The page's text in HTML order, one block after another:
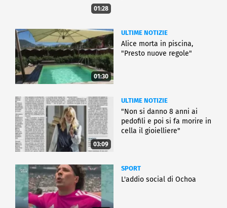
01:28
01:30
ULTIME NOTIZIE
Alice morta in piscina,
"Presto nuove regole"
03:09
ULTIME NOTIZIE
"Non si danno 8 anni ai
pedofili e poi si fa morire in
cella il gioielliere"
SPORT
L'addio social di Ochoa